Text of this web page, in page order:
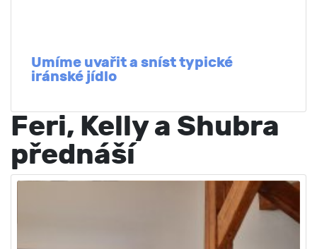
Umíme uvařit a sníst typické
iránské jídlo
Feri, Kelly a Shubra
přednáší